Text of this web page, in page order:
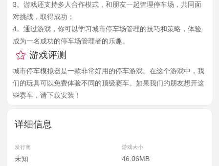
3。游戏还支持多人合作模式，和朋友一起管理停车场，共同面
对挑战，取得成功；
4。通过游戏，你可以学习城市停车场管理的技巧和策略，体验
成为一名成功的停车场管理者的乐趣。
游戏评测
城市停车模拟器是一款非常好用的停车游戏。在这个游戏中，我
们的玩具可以免费体验不同的顶级赛车。如果我们的朋友想开这
些赛车，请下载安装！
详细信息
发行商 游戏大小
未知 46.06MB